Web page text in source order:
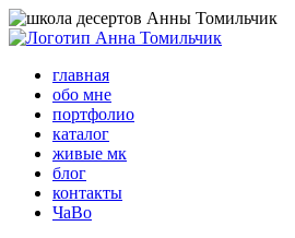
главная
обо мне
портфолио
каталог
живые мк
блог
контакты
ЧаВо